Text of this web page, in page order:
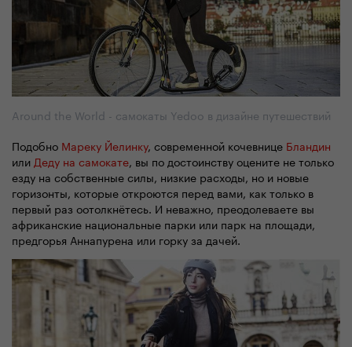
Around the World - самокаты Yedoo в дизайне путешествий
Подобно Мареку Йелинку, современной кочевнице Бландин
или Деду на самокате, вы по достоинству оцените не только
езду на собственные силы, низкие расходы, но и новые
горизонты, которые откроются перед вами, как только в
первый раз оотолкнётесь. И неважно, преодолеваете вы
африканские национальные парки или парк на площади,
предгорья Аннапурена или горку за дачей.